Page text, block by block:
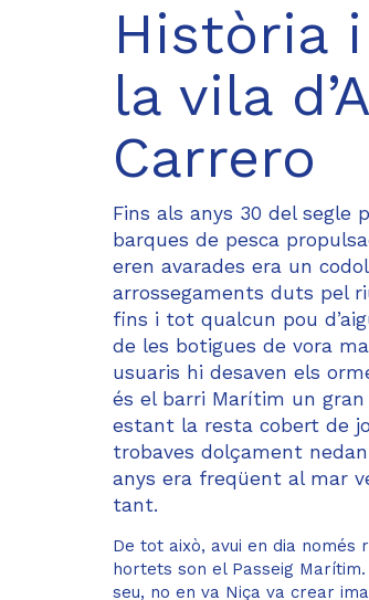
Història
la vila
Carrero
Fins als anys 30 del segle
barques de pesca
eren avarades era un
arrossegaments duts pel
fins i tot qualcun pou
de les botigues de vora
usuaris hi desaven els
és el barri Marítim un
estant la resta cobert de
trobaves dolçament
anys era freqüent al mar
tant.
De tot això, avui en dia només
hortets son el Passeig
seu, no en va Niça va crear